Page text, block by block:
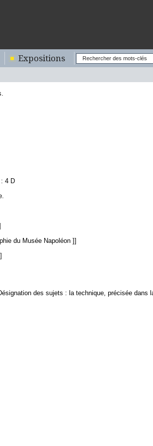
Expositions
: 4 D
du Musée Napoléon ]]
des sujets : la technique, précisée dans